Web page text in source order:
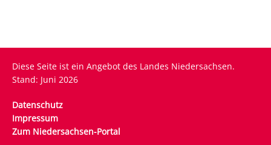
Diese Seite ist ein Angebot des Landes Niedersachsen.
Stand: Juni 2026
Datenschutz
Impressum
Zum Niedersachsen-Portal